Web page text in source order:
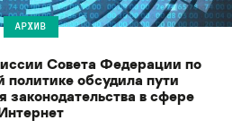
АРХИВ
Совета Федерации по
обсудила пути
законодательства в сфере